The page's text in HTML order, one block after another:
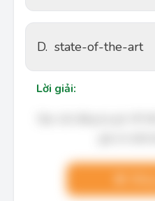
D. state-of-the-art
Lời giải: